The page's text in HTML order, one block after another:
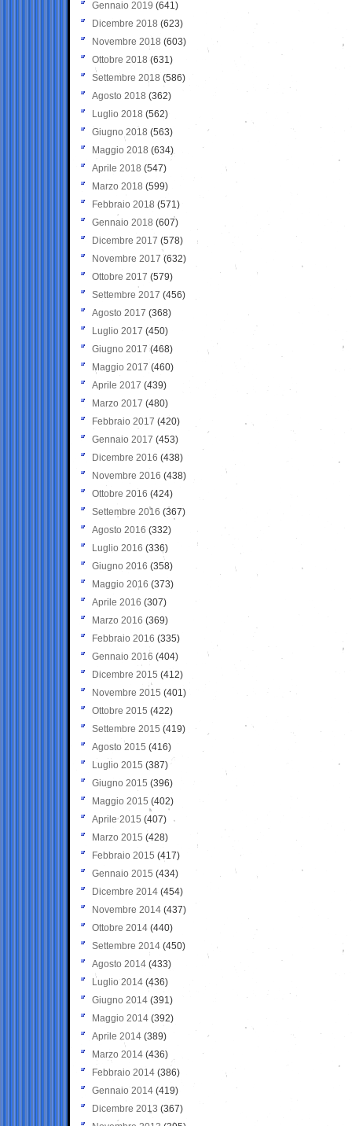
Gennaio 2019 (641)
Dicembre 2018 (623)
Novembre 2018 (603)
Ottobre 2018 (631)
Settembre 2018 (586)
Agosto 2018 (362)
Luglio 2018 (562)
Giugno 2018 (563)
Maggio 2018 (634)
Aprile 2018 (547)
Marzo 2018 (599)
Febbraio 2018 (571)
Gennaio 2018 (607)
Dicembre 2017 (578)
Novembre 2017 (632)
Ottobre 2017 (579)
Settembre 2017 (456)
Agosto 2017 (368)
Luglio 2017 (450)
Giugno 2017 (468)
Maggio 2017 (460)
Aprile 2017 (439)
Marzo 2017 (480)
Febbraio 2017 (420)
Gennaio 2017 (453)
Dicembre 2016 (438)
Novembre 2016 (438)
Ottobre 2016 (424)
Settembre 2016 (367)
Agosto 2016 (332)
Luglio 2016 (336)
Giugno 2016 (358)
Maggio 2016 (373)
Aprile 2016 (307)
Marzo 2016 (369)
Febbraio 2016 (335)
Gennaio 2016 (404)
Dicembre 2015 (412)
Novembre 2015 (401)
Ottobre 2015 (422)
Settembre 2015 (419)
Agosto 2015 (416)
Luglio 2015 (387)
Giugno 2015 (396)
Maggio 2015 (402)
Aprile 2015 (407)
Marzo 2015 (428)
Febbraio 2015 (417)
Gennaio 2015 (434)
Dicembre 2014 (454)
Novembre 2014 (437)
Ottobre 2014 (440)
Settembre 2014 (450)
Agosto 2014 (433)
Luglio 2014 (436)
Giugno 2014 (391)
Maggio 2014 (392)
Aprile 2014 (389)
Marzo 2014 (436)
Febbraio 2014 (386)
Gennaio 2014 (419)
Dicembre 2013 (367)